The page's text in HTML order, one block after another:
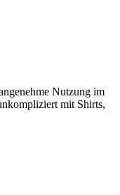
Nutzung im
mit Shirts,